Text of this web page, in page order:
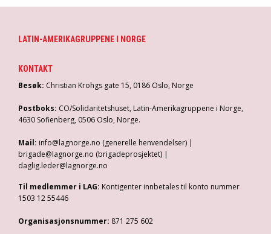
LATIN-AMERIKAGRUPPENE I NORGE
KONTAKT
Besøk: Christian Krohgs gate 15, 0186 Oslo, Norge
Postboks: CO/Solidaritetshuset, Latin-Amerikagruppene i Norge,
4630 Sofienberg, 0506 Oslo, Norge.
Mail: info@lagnorge.no (generelle henvendelser) |
brigade@lagnorge.no (brigadeprosjektet) |
daglig.leder@lagnorge.no
Til medlemmer i LAG: Kontigenter innbetales til konto nummer
1503 12 55446
Organisasjonsnummer: 871 275 602